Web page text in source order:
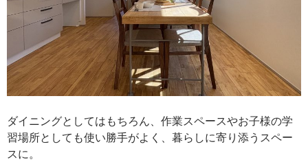
ダイニングとしてはもちろん、作業スペースやお子様の学
習場所としても使い勝手がよく、暮らしに寄り添うスペー
スに。